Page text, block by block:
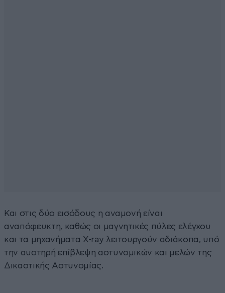
Και στις δύο εισόδους η αναμονή είναι
αναπόφευκτη, καθώς οι μαγνητικές πύλες ελέγχου
και τα μηχανήματα X-ray λειτουργούν αδιάκοπα, υπό
την αυστηρή επίβλεψη αστυνομικών και μελών της
Δικαστικής Αστυνομίας.